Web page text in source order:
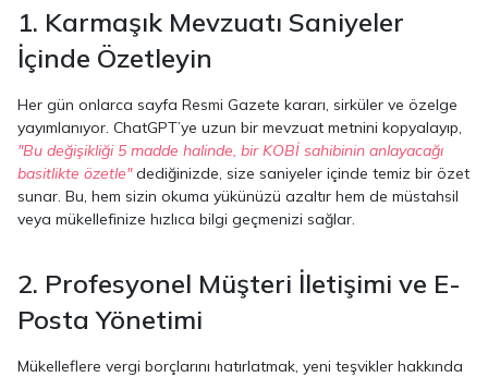
1. Karmaşık Mevzuatı Saniyeler
İçinde Özetleyin
Her gün onlarca sayfa Resmi Gazete kararı, sirküler ve özelge
yayımlanıyor. ChatGPT’ye uzun bir mevzuat metnini kopyalayıp,
"Bu değişikliği 5 madde halinde, bir KOBİ sahibinin anlayacağı
basitlikte özetle"dediğinizde, size saniyeler içinde temiz bir özet
sunar. Bu, hem sizin okuma yükünüzü azaltır hem de müstahsil
veya mükellefinize hızlıca bilgi geçmenizi sağlar.
2. Profesyonel Müşteri İletişimi ve E-
Posta Yönetimi
Mükelleflere vergi borçlarını hatırlatmak, yeni teşvikler hakkında